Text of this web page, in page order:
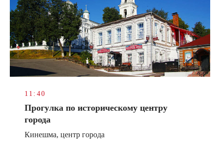
11:40
Прогулка по историческому центру
города
Кинешма, центр города